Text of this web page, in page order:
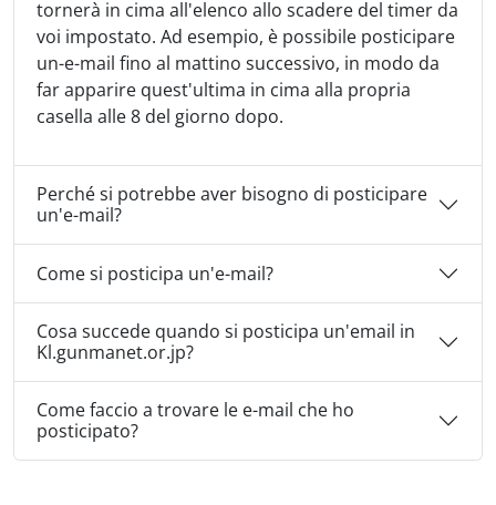
tornerà in cima all'elenco allo scadere del timer da
voi impostato. Ad esempio, è possibile posticipare
un-e-mail fino al mattino successivo, in modo da
far apparire quest'ultima in cima alla propria
casella alle 8 del giorno dopo.
Perché si potrebbe aver bisogno di posticipare
un'e-mail?
Come si posticipa un'e-mail?
Cosa succede quando si posticipa un'email in
Kl.gunmanet.or.jp?
Come faccio a trovare le e-mail che ho
posticipato?